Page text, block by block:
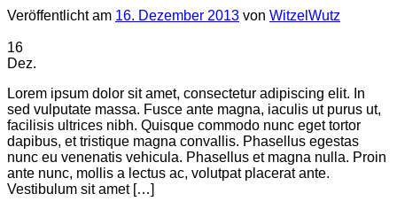
Veröffentlicht am 16. Dezember 2013 von WitzelWutz
16
Dez.
Lorem ipsum dolor sit amet, consectetur adipiscing elit. In
sed vulputate massa. Fusce ante magna, iaculis ut purus ut,
facilisis ultrices nibh. Quisque commodo nunc eget tortor
dapibus, et tristique magna convallis. Phasellus egestas
nunc eu venenatis vehicula. Phasellus et magna nulla. Proin
ante nunc, mollis a lectus ac, volutpat placerat ante.
Vestibulum sit amet […]